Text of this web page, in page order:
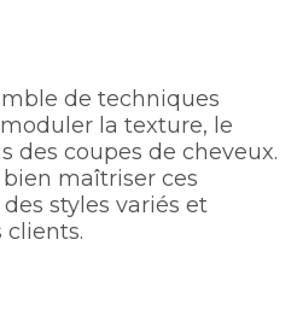
de techniques
la texture, le
des coupes de cheveux.
maîtriser ces
styles variés et
clients.